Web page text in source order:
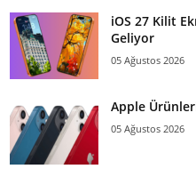
iOS 27 Kilit
Geliyor
05 Ağustos 2026
Apple
05 Ağustos 2026